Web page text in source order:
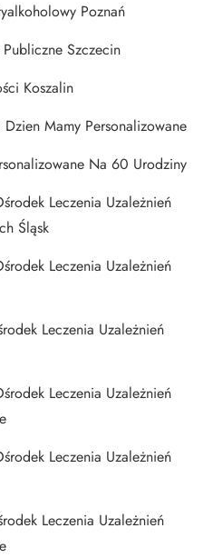
Poznań
Szczecin
Koszalin
Dzien Mamy Personalizowane
Na 60 Urodziny
Leczenia Uzależnień
Śląsk
Leczenia Uzależnień
Leczenia Uzależnień
Leczenia Uzależnień
Leczenia Uzależnień
Leczenia Uzależnień